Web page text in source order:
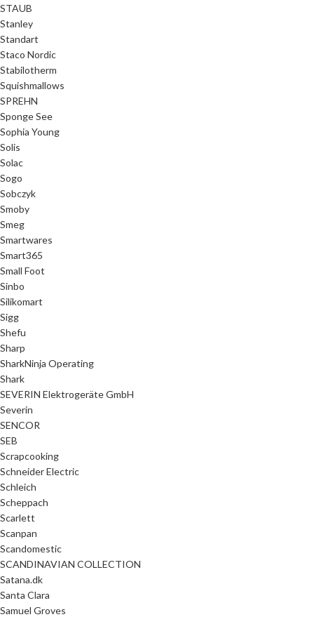
STAUB
Stanley
Standart
Staco Nordic
Stabilotherm
Squishmallows
SPREHN
Sponge See
Sophia Young
Solis
Solac
Sogo
Sobczyk
Smoby
Smeg
Smartwares
Smart365
Small Foot
Sinbo
Silikomart
Sigg
Shefu
Sharp
SharkNinja Operating
Shark
SEVERIN Elektrogeräte GmbH
Severin
SENCOR
SEB
Scrapcooking
Schneider Electric
Schleich
Scheppach
Scarlett
Scanpan
Scandomestic
SCANDINAVIAN COLLECTION
Satana.dk
Santa Clara
Samuel Groves